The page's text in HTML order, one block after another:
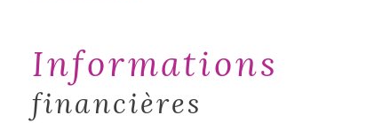
informations
financières